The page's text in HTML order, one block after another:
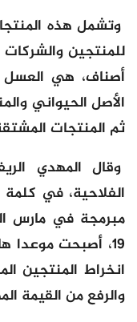
للمنتجين
أصناف، هي العسل
الأصل الحيواني
ثم المنتجات
وقال المهدي
الفلاحية، في كلمة
مبرمجة في مارس
19، أصبحت موعدا
انخراط المنتجين
والرفع من القيمة